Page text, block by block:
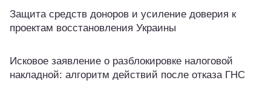
Защита средств доноров и усиление доверия к
проектам восстановления Украины
Исковое заявление о разблокировке налоговой
накладной: алгоритм действий после отказа ГНС